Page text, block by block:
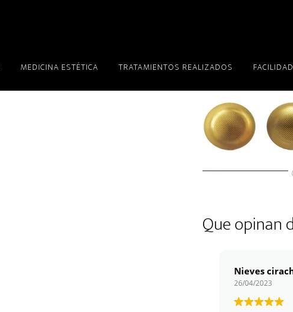
MEDICINA ESTÉTICA TRATAMIENTOS REALIZADOS
Que opinan
Nieves
26/04/2023